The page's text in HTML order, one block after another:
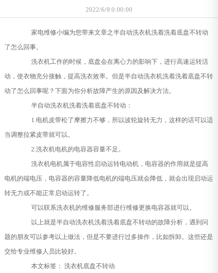
2022/6/9 0:00:00
家电维修小编为您带来文章之半自动洗衣机洗着洗着底盘不转动
了怎么回事。
洗衣机工作的时候，底盘会在离心力的影响下，进行高速运转活
动，使衣物充分接触，提高洗衣效率。但是半自动洗衣机洗着洗着底盘不转
动了怎么回事呢？下面为你分析故障产生的原因及解决方法。
半自动洗衣机洗着洗着底盘不转动：
1.电机皮带松了摩擦力不够，所以波轮旋转无力，这样的话可以适
当调整拉紧皮带就可以。
2.洗衣机电机的电容器容量不足。
洗衣机电机属于电容性启动运转电动机，电容器的作用就是提高
电机的端电压，电容器的容量降低电机的端电压就会降低，就会出现启动运
转无力或不能正常启动运转了。
可以联系洗衣机的维修服务部进行维修更换电容器就可以。
以上就是半自动洗衣机洗着洗着底盘不转动的故障分析，遇到问
题的朋友可以参考以上做法，但是不要进行过多操作，比如拆卸。这些还是
交给专业维修人员比较好。
本文标签： 洗衣机底盘不转动